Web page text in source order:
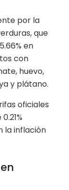
por la
que
en
con
huevo,
y plátano.
oficiales
la inflación